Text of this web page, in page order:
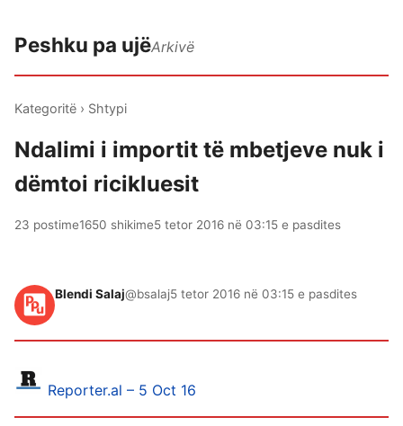
Peshku pa ujëArkivë
Kategoritë › Shtypi
Ndalimi i importit të mbetjeve nuk i
dëmtoi ricikluesit
23 postime1650 shikime5 tetor 2016 në 03:15 e pasdites
Blendi Salaj@bsalaj5 tetor 2016 në 03:15 e pasdites
Reporter.al – 5 Oct 16